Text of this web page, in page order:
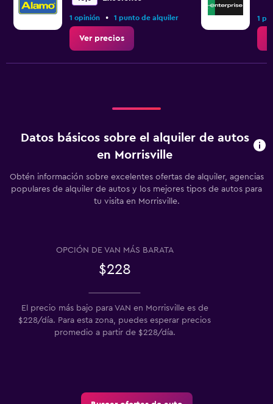
1 opinión • 1 punto de alquiler
Ver precios
1
Datos básicos sobre el alquiler de autos
en Morrisville
Obtén información sobre excelentes ofertas de alquiler, agencias
populares de alquiler de autos y los mejores tipos de autos para
tu visita en Morrisville.
OPCIÓN DE VAN MÁS BARATA
$228
El precio más bajo para VAN en Morrisville es de
$228/día. Para esta zona, puedes esperar precios
promedio a partir de $228/día.